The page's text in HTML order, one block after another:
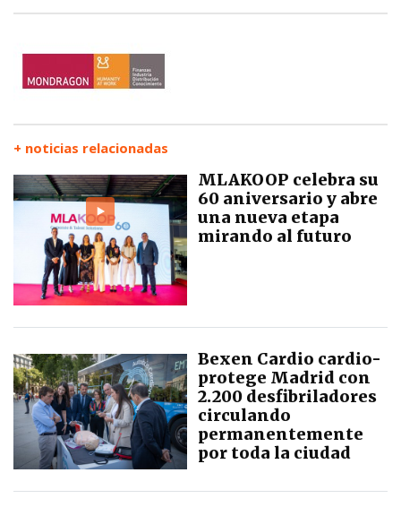
+ noticias relacionadas
MLAKOOP celebra su
60 aniversario y abre
una nueva etapa
mirando al futuro
Bexen Cardio cardio-
protege Madrid con
2.200 desfibriladores
circulando
permanentemente
por toda la ciudad